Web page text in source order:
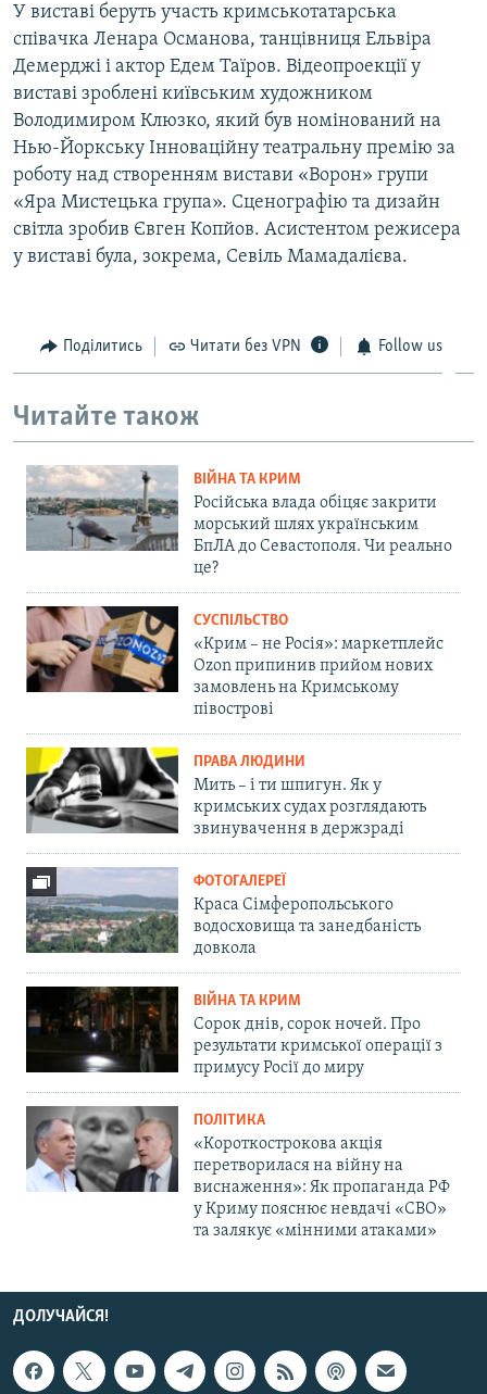
У виставі беруть участь кримськотатарська
співачка Ленара Османова, танцівниця Ельвіра
Демерджі і актор Едем Таїров. Відеопроекції у
виставі зроблені київським художником
Володимиром Клюзко, який був номінований на
Нью-Йоркську Інноваційну театральну премію за
роботу над створенням вистави «Ворон» групи
«Яра Мистецька група». Сценографію та дизайн
світла зробив Євген Копйов. Асистентом режисера
у виставі була, зокрема, Севіль Мамадалієва.
Поділитись Читати без VPN Follow us
Читайте також
ВІЙНА ТА КРИМ
Російська влада обіцяє закрити
морський шлях українським
БпЛА до Севастополя. Чи реально
це?
СУСПІЛЬСТВО
«Крим – не Росія»: маркетплейс
Ozon припинив прийом нових
замовлень на Кримському
півострові
ПРАВА ЛЮДИНИ
Мить – і ти шпигун. Як у
кримських судах розглядають
звинувачення в держзраді
ФОТОГАЛЕРЕЇ
Краса Сімферопольського
водосховища та занедбаність
довкола
ВІЙНА ТА КРИМ
Сорок днів, сорок ночей. Про
результати кримської операції з
примусу Росії до миру
ПОЛІТИКА
«Короткострокова акція
перетворилася на війну на
виснаження»: Як пропаганда РФ
у Криму пояснює невдачі «СВО»
та залякує «мінними атаками»
ДОЛУЧАЙСЯ!